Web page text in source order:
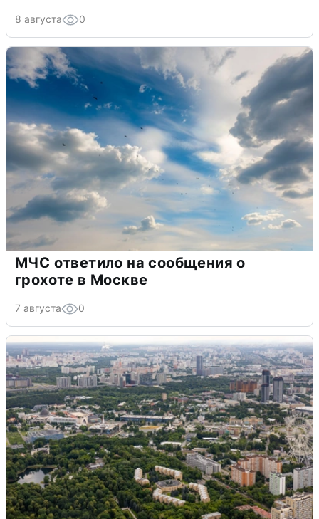
8 августа 0
МЧС ответило на сообщения о
грохоте в Москве
7 августа 0